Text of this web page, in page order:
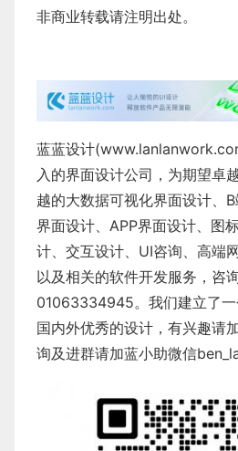
非商业转载请注明出处。
蓝蓝设计(
入的界面设计公司，为期望卓
越的大数据可视化界面设计
界面设计
APP界面设计 图
计
交互设计 UI咨询 高端
以及相关的软件开发服务，咨
01063334945。我们建立了
国内外优秀的设计，有兴趣请
询及进群请加蓝小助微信